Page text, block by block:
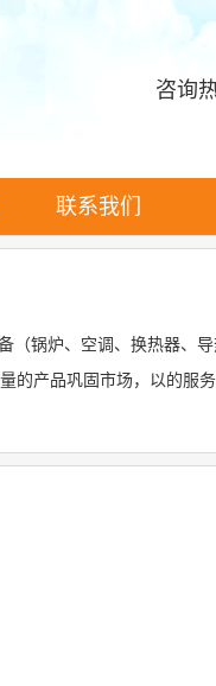
咨询
联系我们
（锅炉、空调、换热器、
的产品巩固市场，以的服